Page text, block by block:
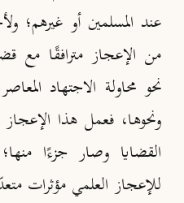
عند المسلمين أو غيرهم؛
من الإعجاز مترافقًا مع
نحو محاولة الاجتهاد
ونحوها، فعمل هذا
القضايا وصار جزءًا
للإعجاز العلمي مؤثرات